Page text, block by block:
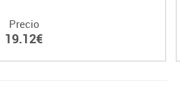
Precio
19.12€